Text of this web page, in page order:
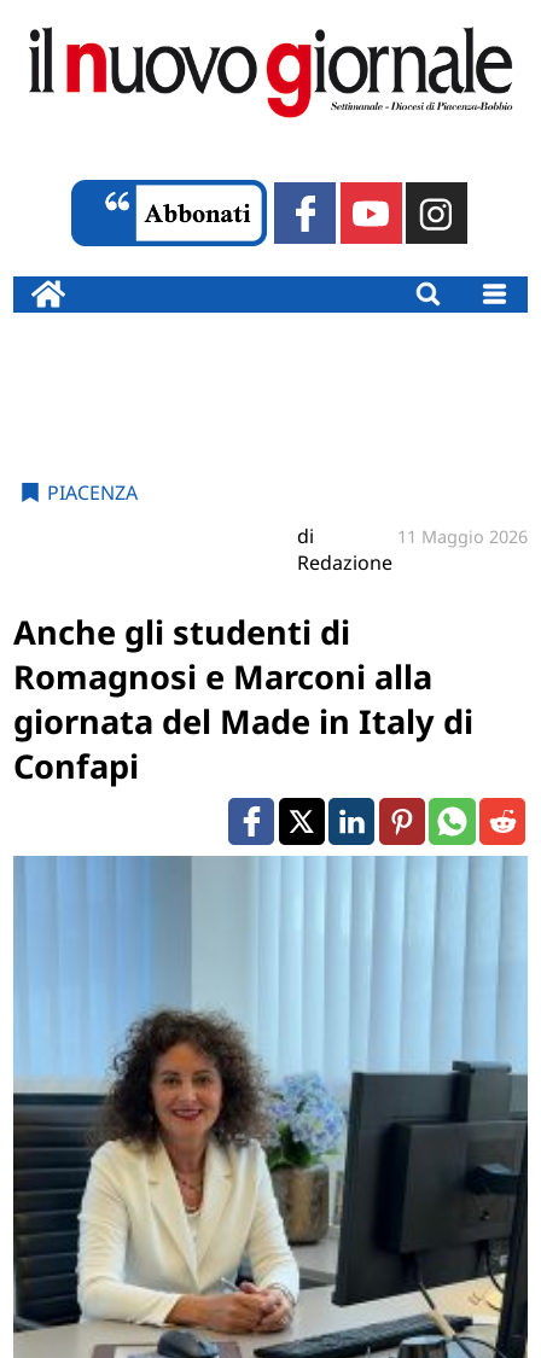
PIACENZA
di
Redazione
11 Maggio 2026
Anche gli studenti di
Romagnosi e Marconi alla
giornata del Made in Italy di
Confapi